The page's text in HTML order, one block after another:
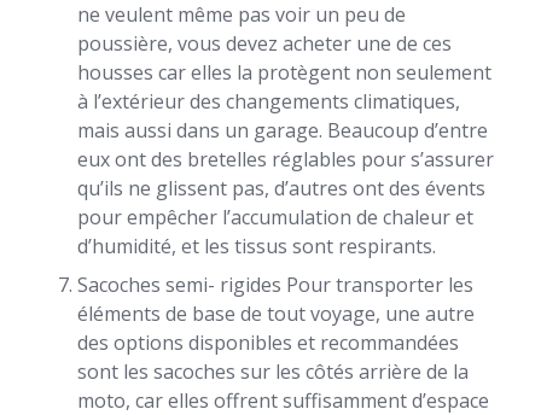
ne veulent même pas voir un peu de
poussière, vous devez acheter une de ces
housses car elles la protègent non seulement
à l’extérieur des changements climatiques,
mais aussi dans un garage. Beaucoup d’entre
eux ont des bretelles réglables pour s’assurer
qu’ils ne glissent pas, d’autres ont des évents
pour empêcher l’accumulation de chaleur et
d’humidité, et les tissus sont respirants.
Sacoches semi- rigides Pour transporter les
éléments de base de tout voyage, une autre
des options disponibles et recommandées
sont les sacoches sur les côtés arrière de la
moto, car elles offrent suffisamment d’espace